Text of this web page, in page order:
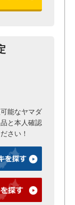
能なヤマダ
と本人確認
さい！